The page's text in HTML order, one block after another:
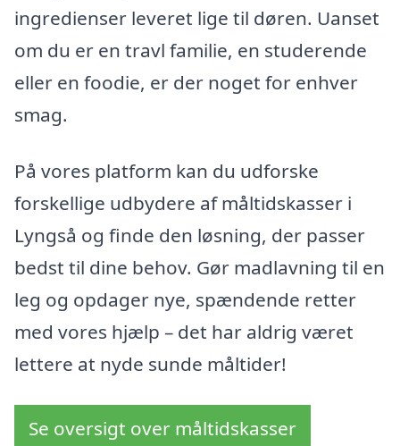
ingredienser leveret lige til døren. Uanset
om du er en travl familie, en studerende
eller en foodie, er der noget for enhver
smag.
På vores platform kan du udforske
forskellige udbydere af måltidskasser i
Lyngså og finde den løsning, der passer
bedst til dine behov. Gør madlavning til en
leg og opdager nye, spændende retter
med vores hjælp – det har aldrig været
lettere at nyde sunde måltider!
Se oversigt over måltidskasser